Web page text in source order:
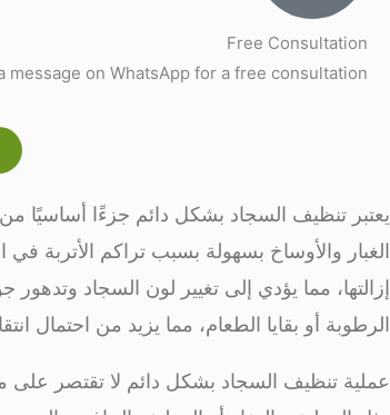
Free Consultation
message on WhatsApp for a free consultation.
يعتبر تنظيف السجاد بشكل دائم جزءًا أساسيًا من
الغبار والأوساخ بسهولة بسبب تراكم الأتربة
إزالتها، مما يؤدي إلى تغيير لون السجاد وتدهور
الرطوبة أو بقايا الطعام، مما يزيد من احتمال
عملية تنظيف السجاد بشكل دائم لا تقتصر على